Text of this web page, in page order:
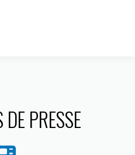
PRESSE